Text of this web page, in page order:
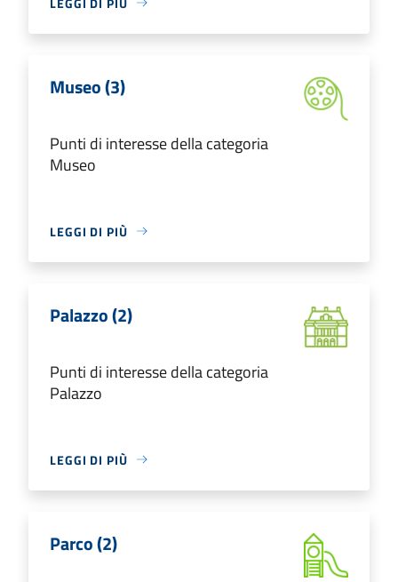
Museo (3)
Punti di interesse della categoria
Museo
LEGGI DI PIÙ
Palazzo (2)
Punti di interesse della categoria
Palazzo
LEGGI DI PIÙ
Parco (2)